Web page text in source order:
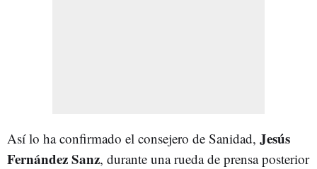
Así lo ha confirmado el consejero de Sanidad, Jesús
Fernández Sanz, durante una rueda de prensa posterior